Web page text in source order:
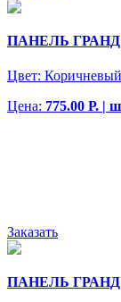
ПАНЕЛЬ
Цвет: Коричневый
Цена: 775.00 Р. |
Заказать
ПАНЕЛЬ